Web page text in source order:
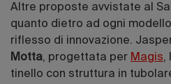
Altre proposte avvistate al
quanto dietro ad ogni
riflesso di innovazione.
Motta, progettata per Magis,
tinello con struttura in